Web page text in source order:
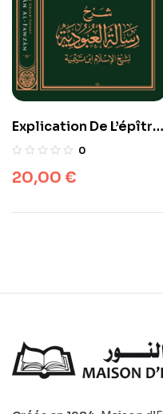
Explication De L’épître
La Servitude
0
20,00 €